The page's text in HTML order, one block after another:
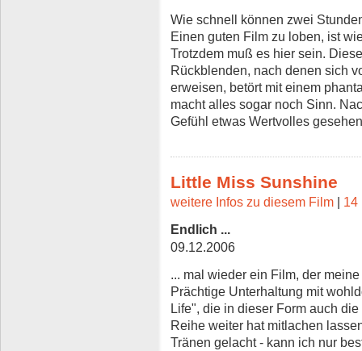
Wie schnell können zwei
Einen guten Film zu loben, ist
Trotzdem muß es hier sein.
Rückblenden, nach denen sich
erweisen, betört mit einem
macht alles sogar noch Sinn.
Gefühl etwas Wertvolles
Little Miss Sunshine
weitere Infos zu diesem Film
14
Endlich ...
09.12.2006
... mal wieder ein Film, der
Prächtige Unterhaltung mit
Life", die in dieser Form auch
Reihe weiter hat mitlachen
Tränen gelacht - kann ich nur